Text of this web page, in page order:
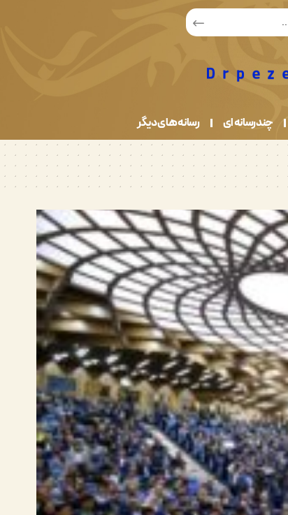
چندرسانه ای رسانه های دیگر